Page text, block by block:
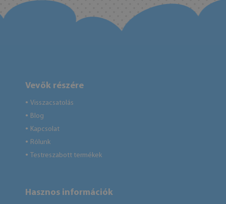
Vevők részére
● Visszacsatolás
● Blog
● Kapcsolat
● Rólunk
● Testreszabott termékek
Hasznos információk